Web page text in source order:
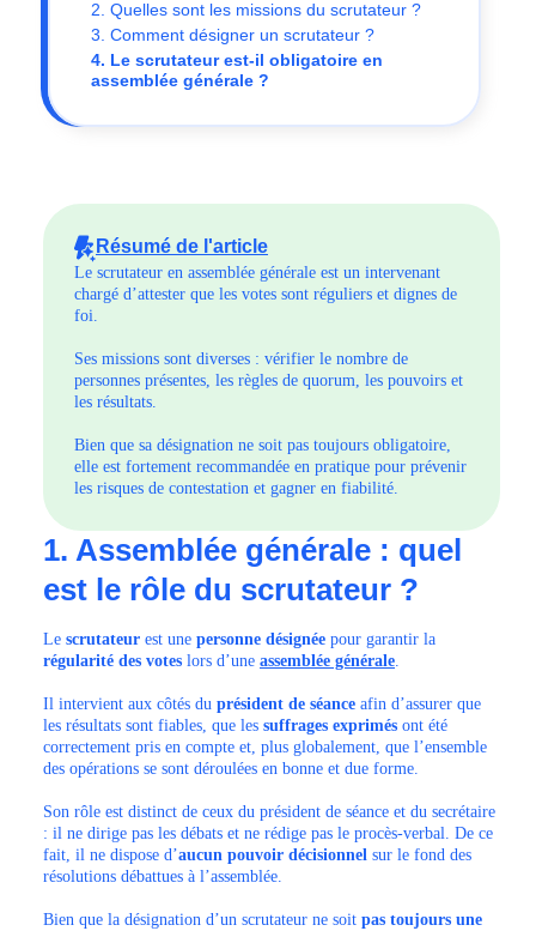
2. Quelles sont les missions du scrutateur ?
3. Comment désigner un scrutateur ?
4. Le scrutateur est-il obligatoire en
assemblée générale ?
Résumé de l'article
Le scrutateur en assemblée générale est un intervenant
chargé d’attester que les votes sont réguliers et dignes de
foi.
Ses missions sont diverses : vérifier le nombre de
personnes présentes, les règles de quorum, les pouvoirs et
les résultats.
Bien que sa désignation ne soit pas toujours obligatoire,
elle est fortement recommandée en pratique pour prévenir
les risques de contestation et gagner en fiabilité.
1. Assemblée générale : quel
est le rôle du scrutateur ?
Le scrutateur est une personne désignée pour garantir la
régularité des votes lors d’une assemblée générale.
Il intervient aux côtés du président de séance afin d’assurer que
les résultats sont fiables, que les suffrages exprimés ont été
correctement pris en compte et, plus globalement, que l’ensemble
des opérations se sont déroulées en bonne et due forme.
Son rôle est distinct de ceux du président de séance et du secrétaire
: il ne dirige pas les débats et ne rédige pas le procès-verbal. De ce
fait, il ne dispose d’aucun pouvoir décisionnel sur le fond des
résolutions débattues à l’assemblée.
Bien que la désignation d’un scrutateur ne soit pas toujours une